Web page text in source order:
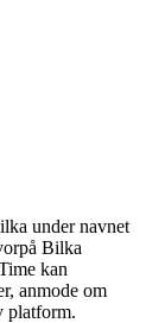
under navnet
Bilka
kan
anmode om
platform.